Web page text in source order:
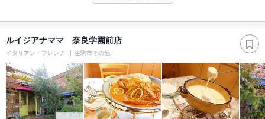
ルイジアナママ 奈良学園前店
イタリアン・フレンチ 生駒市その他